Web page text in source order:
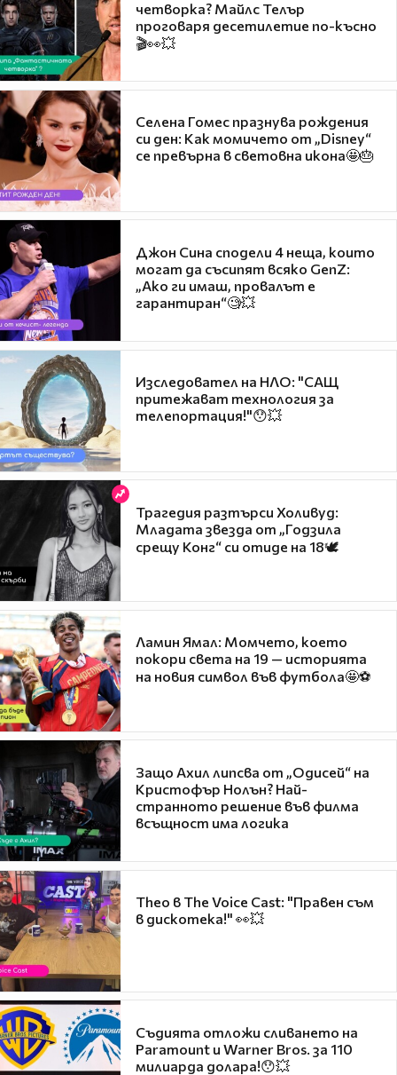
четворка? Майлс Телър
проговаря десетилетие по-късно
🎬👀💥
Селена Гомес празнува рождения
си ден: Как момичето от „Disney“
се превърна в световна икона🤩🎂
Джон Сина сподели 4 неща, които
могат да съсипят всяко GenZ:
„Ако ги имаш, провалът е
гарантиран“🧐💥
Изследовател на НЛО: "САЩ
притежават технология за
телепортация!"😯💥
Трагедия разтърси Холивуд:
Младата звезда от „Годзила
срещу Конг“ си отиде на 18🕊️
Ламин Ямал: Момчето, което
покори света на 19 — историята
на новия символ във футбола🤩⚽
Защо Ахил липсва от „Одисей“ на
Кристофър Нолън? Най-
странното решение във филма
всъщност има логика
Theo в The Voice Cast: "Правен съм
в дискотека!" 👀💥
Съдията отложи сливането на
Paramount и Warner Bros. за 110
милиарда долара!😯💥